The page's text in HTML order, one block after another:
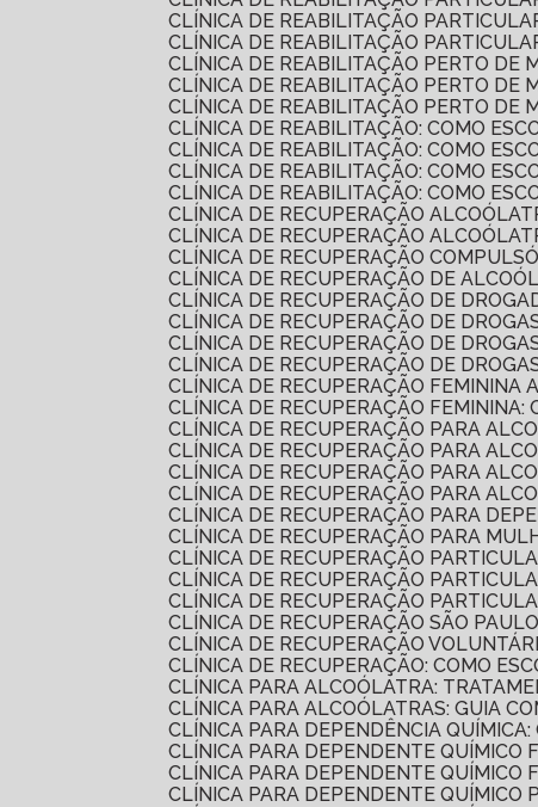
CLÍNICA DE REABILITAÇÃO
CLÍNICA DE REABILITAÇÃO
CLÍNICA DE REABILITAÇÃO PERTO
CLÍNICA DE REABILITAÇÃO PERTO
CLÍNICA DE REABILITAÇÃO PERTO
CLÍNICA DE REABILITAÇÃO: COMO
CLÍNICA DE REABILITAÇÃO: COMO
CLÍNICA DE REABILITAÇÃO: COMO
CLÍNICA DE REABILITAÇÃO: COMO
CLÍNICA DE RECUPERAÇÃO
CLÍNICA DE RECUPERAÇÃO
CLÍNICA DE RECUPERAÇÃO
CLÍNICA DE RECUPERAÇÃO DE
CLÍNICA DE RECUPERAÇÃO DE
CLÍNICA DE RECUPERAÇÃO DE
CLÍNICA DE RECUPERAÇÃO DE
CLÍNICA DE RECUPERAÇÃO DE
CLÍNICA DE RECUPERAÇÃO
CLÍNICA DE RECUPERAÇÃO
CLÍNICA DE RECUPERAÇÃO PARA
CLÍNICA DE RECUPERAÇÃO PARA
CLÍNICA DE RECUPERAÇÃO PARA
CLÍNICA DE RECUPERAÇÃO PARA
CLÍNICA DE RECUPERAÇÃO PARA
CLÍNICA DE RECUPERAÇÃO PARA
CLÍNICA DE RECUPERAÇÃO
CLÍNICA DE RECUPERAÇÃO
CLÍNICA DE RECUPERAÇÃO
CLÍNICA DE RECUPERAÇÃO SÃO
CLÍNICA DE RECUPERAÇÃO
CLÍNICA DE RECUPERAÇÃO: COMO
CLÍNICA PARA ALCOÓLATRA:
CLÍNICA PARA ALCOÓLATRAS: GUIA
CLÍNICA PARA DEPENDÊNCIA
CLÍNICA PARA DEPENDENTE
CLÍNICA PARA DEPENDENTE
CLÍNICA PARA DEPENDENTE